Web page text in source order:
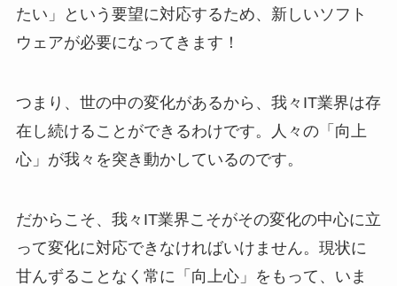
たい」という要望に対応するため、新しいソフト
ウェアが必要になってきます！
つまり、世の中の変化があるから、我々IT業界は存
在し続けることができるわけです。人々の「向上
心」が我々を突き動かしているのです。
だからこそ、我々IT業界こそがその変化の中心に立
って変化に対応できなければいけません。現状に
甘んずることなく常に「向上心」をもって、いま